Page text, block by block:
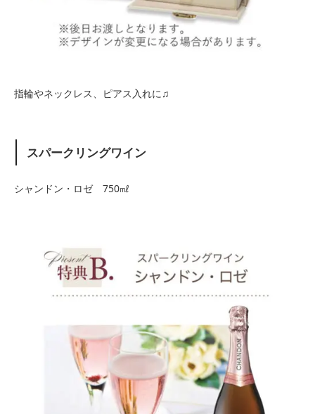
指輪やネックレス、ピアス入れに♫
スパークリングワイン
シャンドン・ロゼ 750㎖